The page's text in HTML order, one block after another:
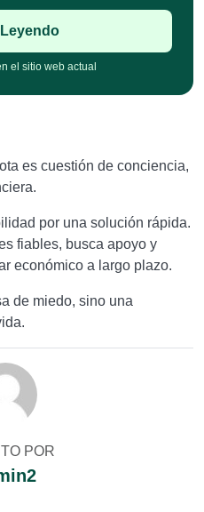
el sitio web actual
es cuestión de conciencia,
por una solución rápida.
fiables, busca apoyo y
económico a largo plazo.
de miedo, sino una
POR